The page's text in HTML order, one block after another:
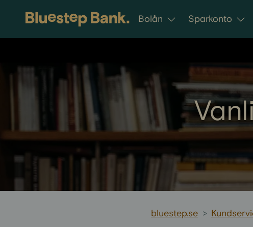
Gå till innehållet
Bolån Sparkonto
bluestep.se >